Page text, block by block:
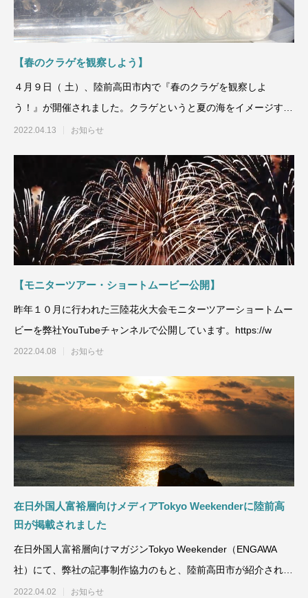
【春のクラゲを観察しよう】
４月９日（ 土）、陸前高田市内で『春のクラゲを観察しよ
う！』が開催されました。クラゲというと夏の海をイメージする
かもしれませんが、
2022.04.13 お知らせ
【モニターツアー・ショートムービー公開】
昨年１０月に行われた三陸花火大会モニターツアーショートムー
ビーを弊社YouTubeチャンネルで公開しています。https://w
2022.04.08 お知らせ
在日外国人富裕層向けメディアTokyo Weekenderに陸前高
田が掲載されました
在日外国人富裕層向けマガジンTokyo Weekender（ENGAWA
社）にて、弊社の記事制作協力のもと、陸前高田市が紹介されま
した。下
2022.04.02 お知らせ